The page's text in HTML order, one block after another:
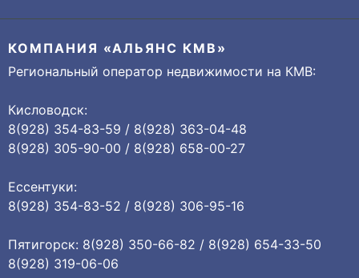
КОМПАНИЯ «АЛЬЯНС КМВ»
Региональный оператор недвижимости на КМВ:
Кисловодск:
8(928) 354-83-59 / 8(928) 363-04-48
8(928) 305-90-00 / 8(928) 658-00-27
Ессентуки:
8(928) 354-83-52 / 8(928) 306-95-16
Пятигорск: 8(928) 350-66-82 / 8(928) 654-33-50
8(928) 319-06-06